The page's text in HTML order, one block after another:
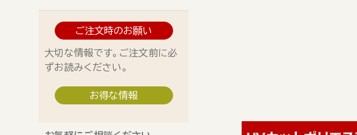
ご注文時のお願い
大切な情報です。ご注文前に必
ずお読みください。
お得な情報